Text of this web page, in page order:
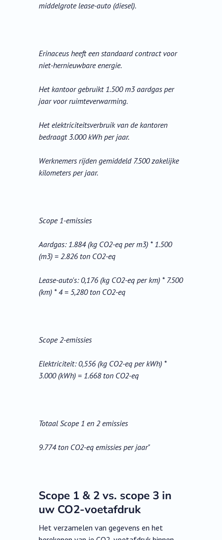
middelgrote lease-auto (diesel).
Erinaceus heeft een standaard contract voor
niet-hernieuwbare energie.
Het kantoor gebruikt 1.500 m3 aardgas per
jaar voor ruimteverwarming.
Het elektriciteitsverbruik van de kantoren
bedraagt 3.000 kWh per jaar.
Werknemers rijden gemiddeld 7.500 zakelijke
kilometers per jaar.
Scope 1-emissies
Aardgas: 1.884 (kg CO2-eq per m3) * 1.500
(m3) = 2.826 ton CO2-eq
Lease-auto's: 0,176 (kg CO2-eq per km) * 7.500
(km) * 4 = 5,280 ton CO2-eq
Scope 2-emissies
Elektriciteit: 0,556 (kg CO2-eq per kWh) *
3.000 (kWh) = 1.668 ton CO2-eq
Totaal Scope 1 en 2 emissies
9.774 ton CO2-eq emissies per jaar"
Scope 1 & 2 vs. scope 3 in
uw CO2-voetafdruk
Het verzamelen van gegevens en het